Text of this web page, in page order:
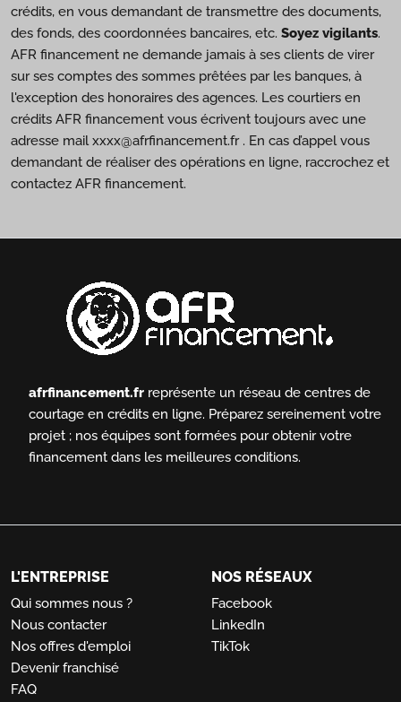
crédits, en vous demandant de transmettre des documents,
des fonds, des coordonnées bancaires, etc. Soyez vigilants.
AFR financement ne demande jamais à ses clients de virer
sur ses comptes des sommes prêtées par les banques, à
l'exception des honoraires des agences. Les courtiers en
crédits AFR financement vous écrivent toujours avec une
adresse mail xxxx@afrfinancement.fr . En cas d’appel vous
demandant de réaliser des opérations en ligne, raccrochez et
contactez AFR financement.
afrfinancement.fr représente un réseau de centres de
courtage en crédits en ligne. Préparez sereinement votre
projet ; nos équipes sont formées pour obtenir votre
financement dans les meilleures conditions.
L'ENTREPRISE
Qui sommes nous ?
Nous contacter
Nos offres d'emploi
Devenir franchisé
FAQ
NOS RÉSEAUX
Facebook
LinkedIn
TikTok